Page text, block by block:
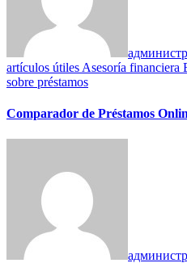
artículos útiles Asesoría financiera
sobre préstamos
Comparador de Préstamos